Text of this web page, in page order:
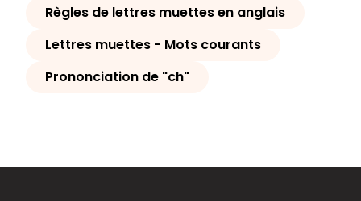
Règles de lettres muettes en anglais
Lettres muettes - Mots courants
Prononciation de "ch"